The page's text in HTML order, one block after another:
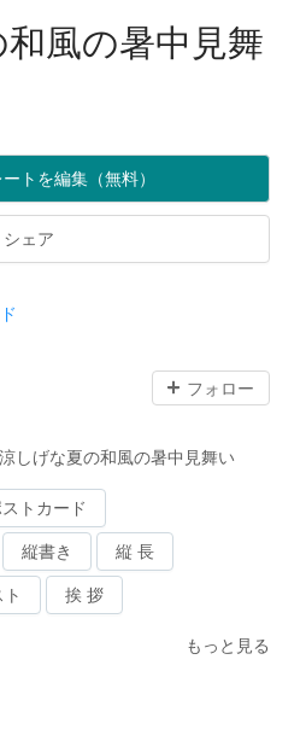
風の暑中見舞
トを編集（無料）
シェア
フォロー
涼しげな夏の和風の暑中見舞い
トカード
縦書き 縦 長
挨 拶
もっと見る